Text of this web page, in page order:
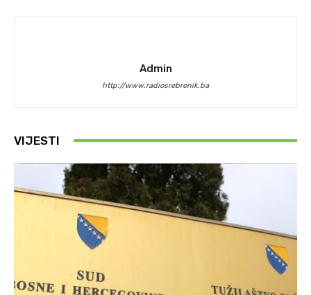
Admin
http://www.radiosrebrenik.ba
VIJESTI